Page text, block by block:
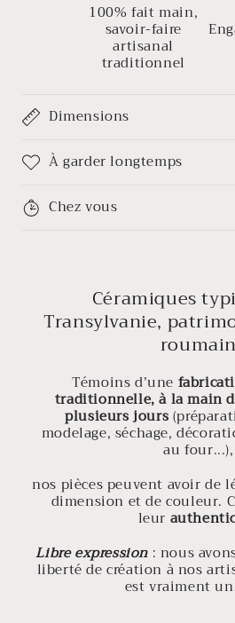
100% fait main,
savoir-faire
artisanal
traditionnel
Dimensions
À garder longtemps
Chez vous
Céramiques
Transylvanie,
roumain
Témoins d’une
traditionnelle, à la main
plusieurs jours
modelage, séchage,
au four...),
nos pièces peuvent avoir de
dimension et de couleur.
leur
Libre expression : nous
liberté de création à nos
est vraiment